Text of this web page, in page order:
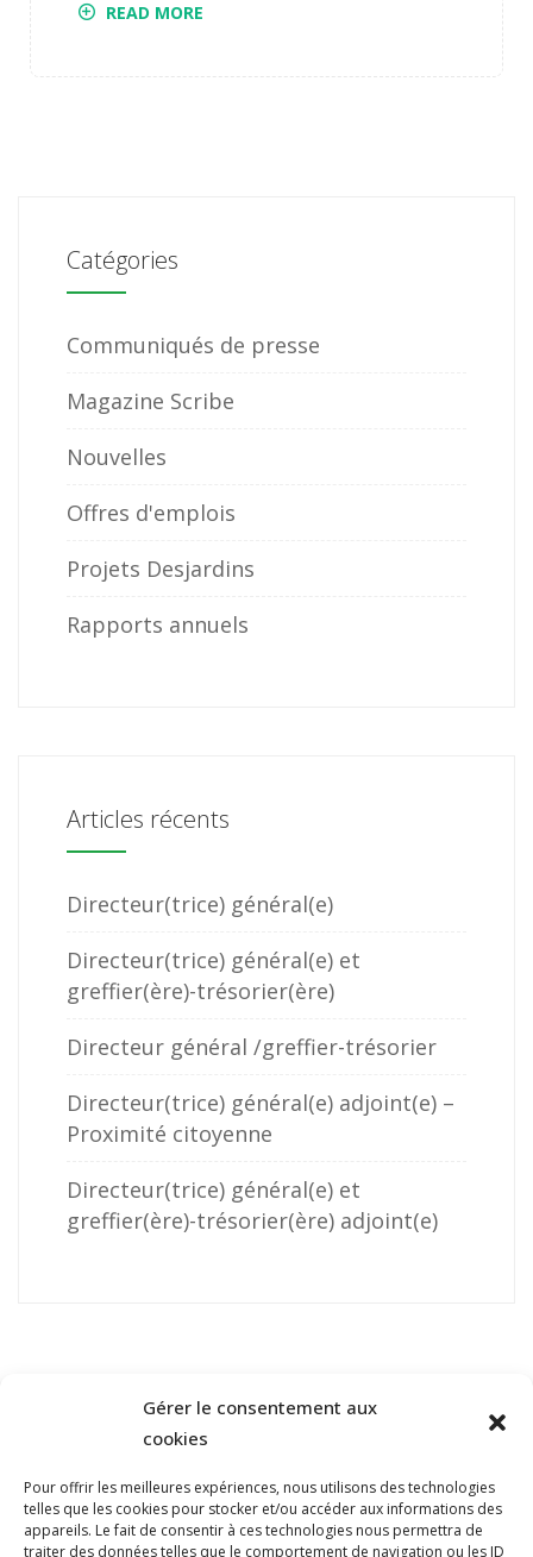
Gérer le consentement aux
cookies
Pour offrir les meilleures expériences, nous utilisons des technologies
telles que les cookies pour stocker et/ou accéder aux informations des
appareils. Le fait de consentir à ces technologies nous permettra de
traiter des données telles que le comportement de navigation ou les ID
READ MORE
Catégories
Communiqués de presse
Magazine Scribe
Nouvelles
Offres d'emplois
Projets Desjardins
Rapports annuels
Articles récents
Directeur(trice) général(e)
Directeur(trice) général(e) et
greffier(ère)-trésorier(ère)
Directeur général /greffier-trésorier
Directeur(trice) général(e) adjoint(e) –
Proximité citoyenne
Directeur(trice) général(e) et
greffier(ère)-trésorier(ère) adjoint(e)
NOUS JOINDRE